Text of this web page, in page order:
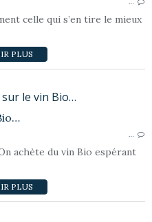
…
celle qui s’en tire le mieux
PLUS
le vin Bio…
…
achète du vin Bio espérant
PLUS